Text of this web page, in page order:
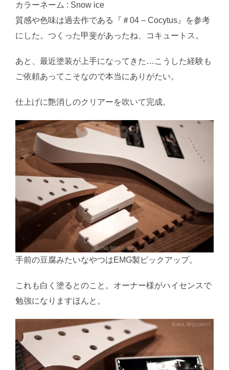
カラーネーム : Snow ice
質感や色味は過去作である『＃04 – Cocytus』を参考
にした。つくった甲斐があったね、コキュートス。
あと、最近塗装が上手になってきた…こうした経験も
ご依頼あってこそなので本当にありがたい。
仕上げに艶消しのクリアーを吹いて完成。
手前の豆腐みたいなやつはEMG製ピックアップ。
これも白く塗るとのこと。オーナー様がハイセンスで
勉強になりますほんと。